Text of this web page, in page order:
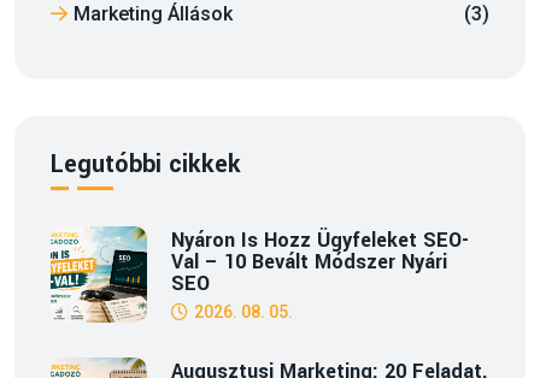
Marketing Állások (3)
Legutóbbi cikkek
Nyáron Is Hozz Ügyfeleket SEO-
Val – 10 Bevált Módszer Nyári
SEO
2026. 08. 05.
Augusztusi Marketing: 20 Feladat,